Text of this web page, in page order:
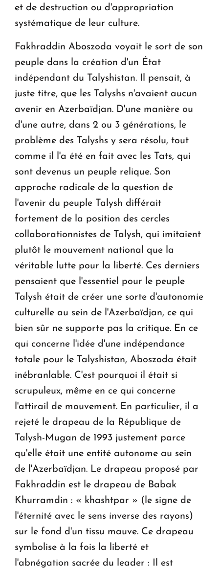
et de destruction ou d'appropriation
systématique de leur culture.
Fakhraddin Aboszoda voyait le sort de son
peuple dans la création d'un État
indépendant du Talyshistan. Il pensait, à
juste titre, que les Talyshs n'avaient aucun
avenir en Azerbaïdjan. D'une manière ou
d'une autre, dans 2 ou 3 générations, le
problème des Talyshs y sera résolu, tout
comme il l'a été en fait avec les Tats, qui
sont devenus un peuple relique. Son
approche radicale de la question de
l'avenir du peuple Talysh différait
fortement de la position des cercles
collaborationnistes de Talysh, qui imitaient
plutôt le mouvement national que la
véritable lutte pour la liberté. Ces derniers
pensaient que l'essentiel pour le peuple
Talysh était de créer une sorte d'autonomie
culturelle au sein de l'Azerbaïdjan, ce qui
bien sûr ne supporte pas la critique. En ce
qui concerne l'idée d'une indépendance
totale pour le Talyshistan, Aboszoda était
inébranlable. C'est pourquoi il était si
scrupuleux, même en ce qui concerne
l'attirail de mouvement. En particulier, il a
rejeté le drapeau de la République de
Talysh-Mugan de 1993 justement parce
qu'elle était une entité autonome au sein
de l'Azerbaïdjan. Le drapeau proposé par
Fakhraddin est le drapeau de Babak
Khurramdin : « khashtpar » (le signe de
l'éternité avec le sens inverse des rayons)
sur le fond d'un tissu mauve. Ce drapeau
symbolise à la fois la liberté et
l'abnégation sacrée du leader : Il est